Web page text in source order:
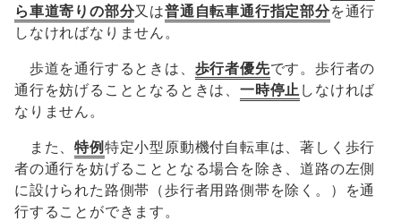
ら車道寄りの部分又は普通自転車通行指定部分を通行
しなければなりません。
歩道を通行するときは、 歩行者優先です。歩行者の
通行を妨げることとなるときは、 一時停止 しなければ
なりません。
また、特例特定小型原動機付自転車は、著しく歩行
者の通行を妨げることとなる場合を除き、道路の左側
に設けられた路側帯（歩行者用路側帯を除く。）を通
行することができます。